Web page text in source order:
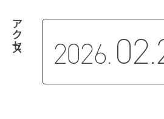
アクセス 2026.